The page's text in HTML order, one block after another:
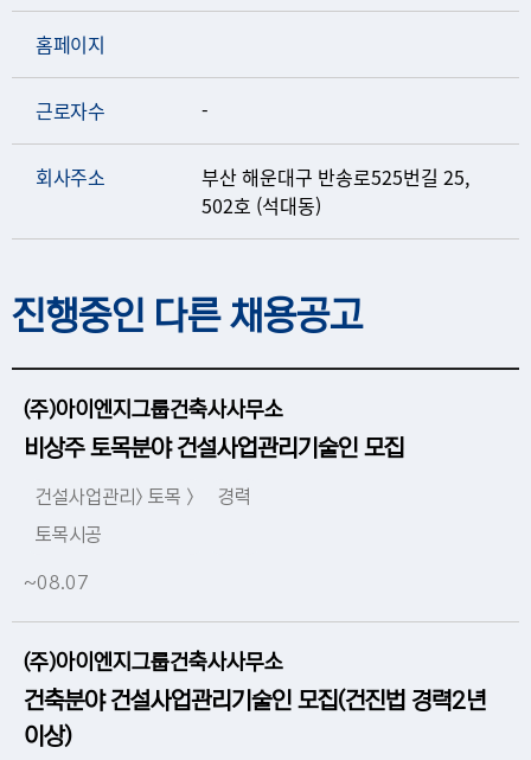
홈페이지
근로자수 -
회사주소
부산 해운대구 반송로525번길 25,
502호 (석대동)
진행중인 다른 채용공고
(주)아이엔지그룹건축사사무소
비상주 토목분야 건설사업관리기술인 모집
건설사업관리> 토목 >
토목시공
경력
~08.07
(주)아이엔지그룹건축사사무소
건축분야 건설사업관리기술인 모집(건진법 경력2년
이상)